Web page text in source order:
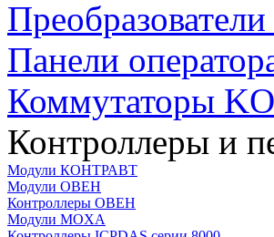
Панели
Коммутаторы
Контроллеры и
Модули КОНТРАВТ
Модули ОВЕН
Контроллеры ОВЕН
Модули MOXA